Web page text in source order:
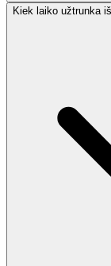
Kiek laiko užtrunka